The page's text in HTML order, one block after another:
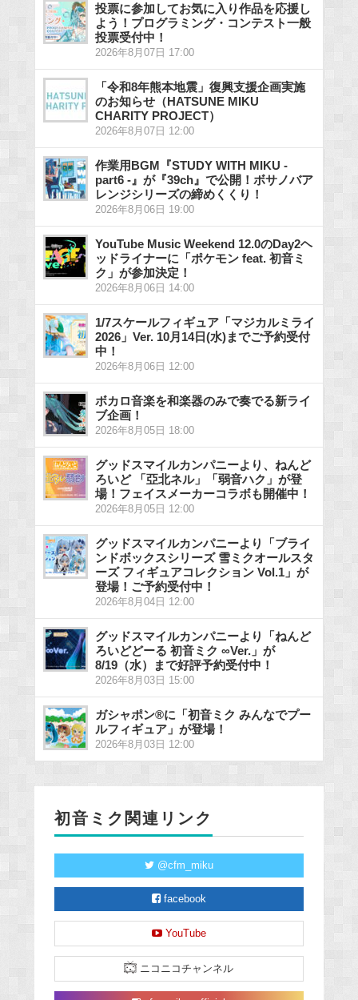
投票に参加してお気に入り作品を応援し
よう！プログラミング・コンテスト一般
投票受付中！
2026年8月07日 17:00
「令和8年熊本地震」復興支援企画実施
のお知らせ（HATSUNE MIKU
CHARITY PROJECT）
2026年8月07日 12:00
作業用BGM『STUDY WITH MIKU -
part6 -』が『39ch』で公開！ボサノバア
レンジシリーズの締めくくり！
2026年8月06日 19:00
YouTube Music Weekend 12.0のDay2ヘ
ッドライナーに「ポケモン feat. 初音ミ
ク」が参加決定！
2026年8月06日 14:00
1/7スケールフィギュア「マジカルミライ
2026」Ver. 10月14日(水)までご予約受付
中！
2026年8月06日 12:00
ボカロ音楽を和楽器のみで奏でる新ライ
ブ企画！
2026年8月05日 18:00
グッドスマイルカンパニーより、ねんど
ろいど 「亞北ネル」「弱音ハク」が登
場！フェイスメーカーコラボも開催中！
2026年8月05日 12:00
グッドスマイルカンパニーより「ブライ
ンドボックスシリーズ 雪ミクオールスタ
ーズ フィギュアコレクション Vol.1」が
登場！ご予約受付中！
2026年8月04日 12:00
グッドスマイルカンパニーより「ねんど
ろいどどーる 初音ミク ∞Ver.」が
8/19（水）まで好評予約受付中！
2026年8月03日 15:00
ガシャポン®に「初音ミク みんなでプー
ルフィギュア」が登場！
2026年8月03日 12:00
初音ミク関連リンク
@cfm_miku
facebook
YouTube
ニコニコチャンネル